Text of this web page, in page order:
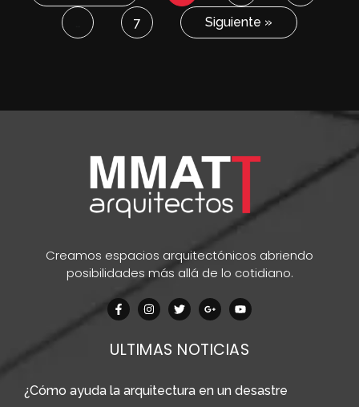
7 Siguiente »
Creamos espacios arquitectónicos abriendo
posibilidades más allá de lo cotidiano.
ULTIMAS NOTICIAS
¿Cómo ayuda la arquitectura en un desastre